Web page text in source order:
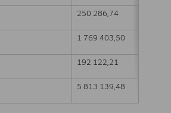
250 286,74
1 769 403,50
192 122,21
5 813 139,48